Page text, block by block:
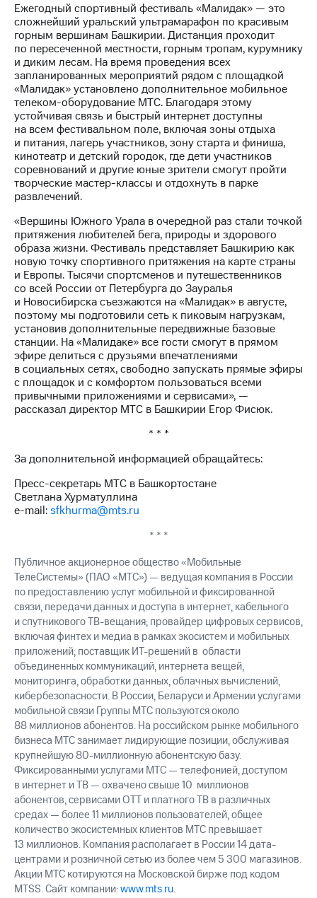
Контакты
Новости
в
регионе
и акционерам
Корпоративное
управление
Корпоративный
секретарь
Раскрытие
информации
Информация
акционерам
Документы
ПАО
"МТС"
Собрания
акционеров
Личный
кабинет
акционера
Акционерный
капитал
Контроль
и
аудит
Рынок
акций
Программа
Порядок
выкупа
акций
Описание
Еврооблигации-2023
Уведомление
о
погашении
именных
облигаций
Другое
Регистратор
Реквизиты
Контакты
развитие
деловая этика
На главную
Ежегодный спортивный фестиваль «Малидак» — это
сложнейший уральский ультрамарафон по красивым
горным вершинам Башкирии. Дистанция проходит
по пересеченной местности, горным тропам, курумнику
и диким лесам. На время проведения всех
запланированных мероприятий рядом с площадкой
«Малидак» установлено дополнительное мобильное
телеком-оборудование МТС. Благодаря этому
устойчивая связь и быстрый интернет доступны
на всем фестивальном поле, включая зоны отдыха
и питания, лагерь участников, зону старта и финиша,
кинотеатр и детский городок, где дети участников
соревнований и другие юные зрители смогут пройти
творческие мастер-классы и отдохнуть в парке
развлечений.
«Вершины Южного Урала в очередной раз стали точкой
притяжения любителей бега, природы и здорового
образа жизни. Фестиваль представляет Башкирию как
новую точку спортивного притяжения на карте страны
и Европы. Тысячи спортсменов и путешественников
со всей России от Петербурга до Зауралья
и Новосибирска съезжаются на «Малидак» в августе,
поэтому мы подготовили сеть к пиковым нагрузкам,
установив дополнительные передвижные базовые
станции. На «Малидаке» все гости смогут в прямом
эфире делиться с друзьями впечатлениями
в социальных сетях, свободно запускать прямые эфиры
с площадок и с комфортом пользоваться всеми
привычными приложениями и сервисами», —
рассказал директор МТС в Башкирии Егор Фисюк.
* * *
За дополнительной информацией обращайтесь:
Пресс-секретарь МТС в Башкортостане
Светлана Хурматуллина
e-mail:sfkhurma@mts.ru
* * *
Публичное акционерное общество «Мобильные
ТелеСистемы» (ПАО «МТС») — ведущая компания в России
по предоставлению услуг мобильной и фиксированной
связи, передачи данных и доступа в интернет, кабельного
и спутникового ТВ-вещания; провайдер цифровых сервисов,
включая финтех и медиа в рамках экосистем и мобильных
приложений; поставщик ИТ-решений в области
объединенных коммуникаций, интернета вещей,
мониторинга, обработки данных, облачных вычислений,
кибербезопасности. В России, Беларуси и Армении услугами
мобильной связи Группы МТС пользуются около
88 миллионов абонентов. На российском рынке мобильного
бизнеса МТС занимает лидирующие позиции, обслуживая
крупнейшую 80-миллионную абонентскую базу.
Фиксированными услугами МТС — телефонией, доступом
в интернет и ТВ — охвачено свыше 10 миллионов
абонентов, сервисами OTT и платного ТВ в различных
средах — более 11 миллионов пользователей, общее
количество экосистемных клиентов МТС превышает
13 миллионов. Компания располагает в России 14 дата-
центрами и розничной сетью из более чем 5 300 магазинов.
Акции МТС котируются на Московской бирже под кодом
MTSS. Сайт компании:www.mts.ru.